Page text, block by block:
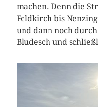
machen. Denn die
Feldkirch bis
und dann noch
Bludesch und